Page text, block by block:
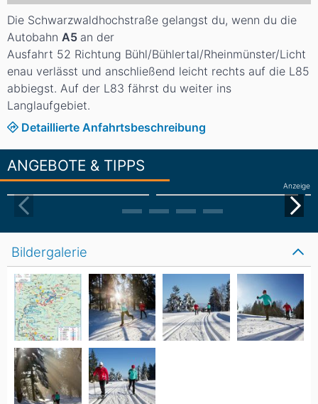
Die Schwarzwaldhochstraße gelangst du, wenn du die
Autobahn A5 an der
Ausfahrt 52 Richtung Bühl/Bühlertal/Rheinmünster/Licht
enau verlässt und anschließend leicht rechts auf die L85
abbiegst. Auf der L83 fährst du weiter ins
Langlaufgebiet.
Detaillierte Anfahrtsbeschreibung
ANGEBOTE & TIPPS
Anzeige
Bildergalerie